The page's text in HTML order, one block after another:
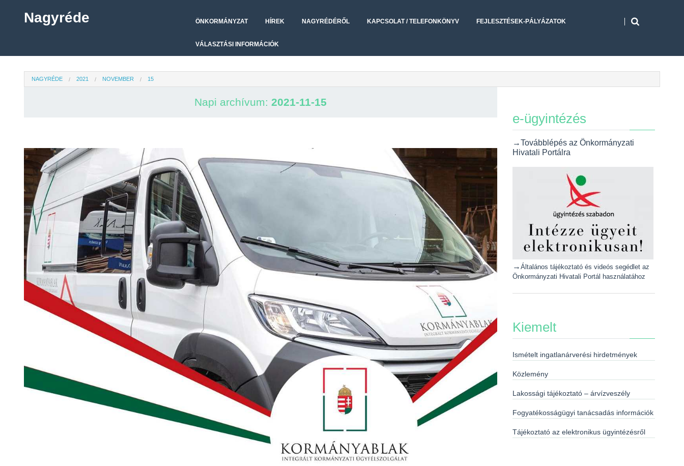
Nagyréde ÖNKORMÁNYZAT HÍREK NAGYRÉDÉRŐL KAPCSOLAT / TELEFONKÖNYV FEJLESZTÉSEK-PÁLYÁZATOK
VÁLASZTÁSI INFORMÁCIÓK
NAGYRÉDE 2021 NOVEMBER 15
Napi archívum: 2021-11-15
e-ügyintézés
→Továbblépés az Önkormányzati
Hivatali Portálra
→ Általános tájékoztató és videós segédlet az
Önkormányzati Hivatali Portál használatához
Kiemelt
Ismételt ingatlanárverési hirdetmények
Közlemény
Lakossági tájékoztató – árvízveszély
Fogyatékosságügyi tanácsadás információk
Tájékoztató az elektronikus ügyintézésről